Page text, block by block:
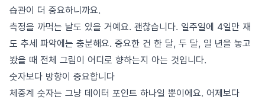
습관이 더 중요하니까요.
측정을 까먹는 날도 있을 거예요. 괜찮습니다. 일주일에 4일만 재
도 추세 파악에는 충분해요. 중요한 건 한 달, 두 달, 일 년을 놓고
봤을 때 전체 그림이 어디로 향하는지 아는 것입니다.
숫자보다 방향이 중요합니다
체중계 숫자는 그냥 데이터 포인트 하나일 뿐이에요. 어제보다